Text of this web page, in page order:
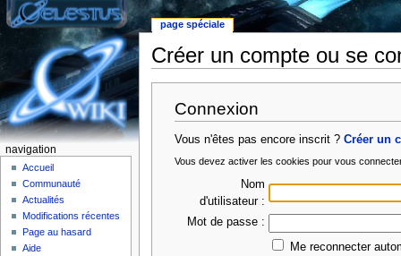
Créer un compte ou se
Connexion
Vous n'êtes pas encore inscrit ?Créer un
Vous devez activer les cookies pour vous
Nom
d'utilisateur :
Mot de passe :
Me reconnecter
page spéciale
navigation
Accueil
Communauté
Actualités
Modifications récentes
Page au hasard
Aide